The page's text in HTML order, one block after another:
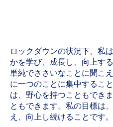
ロックダウンの状況下、私
かを学び、成長し、向上す
単純でささいなことに聞こ
に一つのことに集中するこ
は、野心を持つこともでき
ともできます。私の目標は
え、向上し続けることです。